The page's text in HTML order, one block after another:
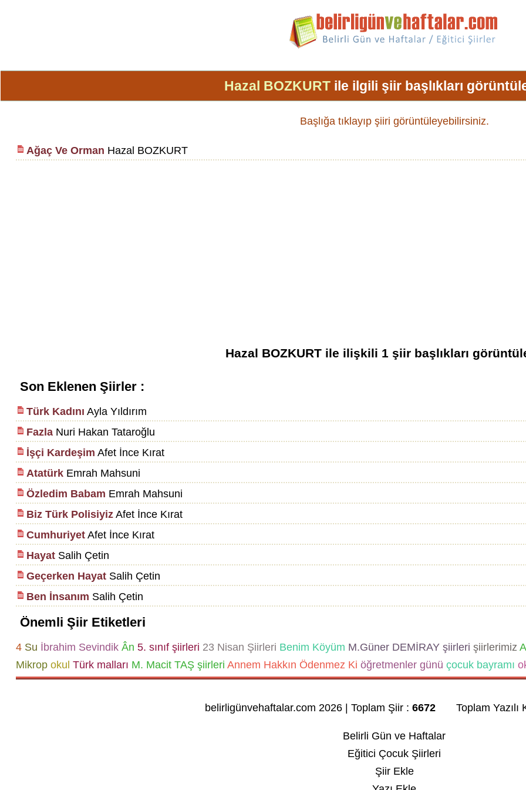
Hazal BOZKURTile ilgili şiir başlıkları
Başlığa tıklayıp şiiri görüntüleyebilirsiniz.
Ağaç Ve Orman Hazal BOZKURT
Hazal BOZKURTile ilişkili 1şiir başlıkları
Son Eklenen Şiirler :
Türk Kadını Ayla Yıldırım
FazlaNuri Hakan Tataroğlu
İşçi Kardeşim Afet İnce Kırat
AtatürkEmrah Mahsuni
Özledim Babam Emrah Mahsuni
Biz Türk PolisiyizAfet İnce Kırat
CumhuriyetAfet İnce Kırat
HayatSalih Çetin
Geçerken HayatSalih Çetin
Ben İnsanım Salih Çetin
Önemli Şiir Etiketleri
4 Su İbrahim Sevindik Ân 5. sınıf şiirleri 23 Nisan Şiirleri Benim Köyüm M.Güner DEMİRAY şiirleri şiirlerimiz
Mikrop okul Türk malları M. Macit TAŞ şiirleri Annem Hakkın Ödenmez Ki öğretmenler günü çocuk bayramı
belirligünvehaftalar.com 2026 | Toplam Şiir :6672 Toplam Yazılı
Belirli Gün ve Haftalar
Eğitici Çocuk Şiirleri
Şiir Ekle